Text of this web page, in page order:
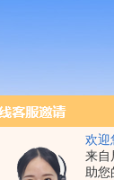
欢迎
来自
助您